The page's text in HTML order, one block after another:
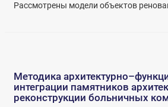
Рассмотрены модели объектов
Методика
интеграции памятников
реконструкции больничных